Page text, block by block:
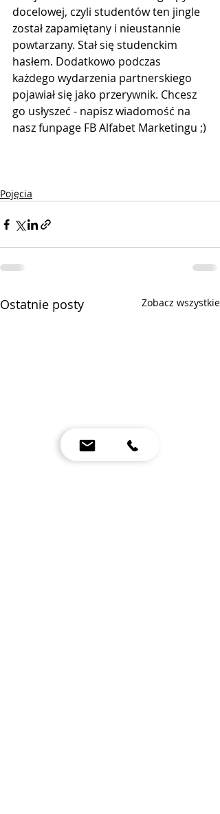
docelowej, czyli studentów ten jingle
został zapamiętany i nieustannie
powtarzany. Stał się studenckim
hasłem. Dodatkowo podczas
każdego wydarzenia partnerskiego
pojawiał się jako przerywnik. Chcesz
go usłyszeć - napisz wiadomość na
nasz funpage FB Alfabet Marketingu ;)
Pojęcia
Ostatnie posty Zobacz wszystkie